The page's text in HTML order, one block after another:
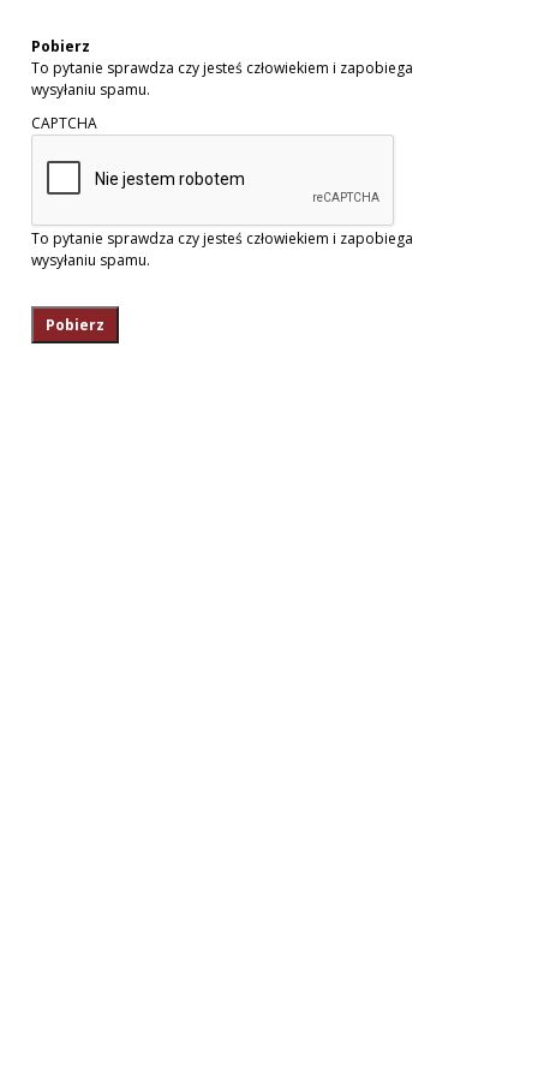
Pobierz
To pytanie sprawdza czy jesteś człowiekiem i zapobiega
wysyłaniu spamu.
CAPTCHA
To pytanie sprawdza czy jesteś człowiekiem i zapobiega
wysyłaniu spamu.